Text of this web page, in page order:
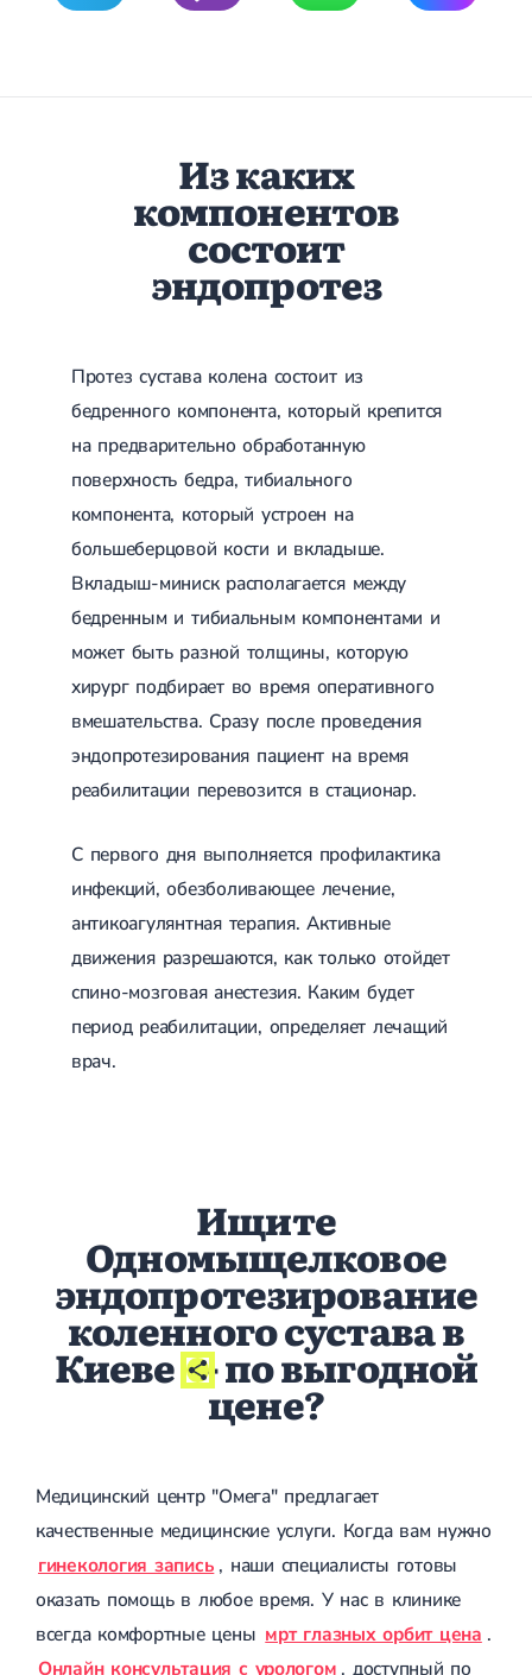
Острые респираторные заболевания
Бронхит у взрослых
ОРВИ
ОРВИ у взрослых
Грипп
Аденовирусная инфекция
Ротавирусная инфекция
Терапевтическая помощь при беременности
Асептический некроз головки бедренной кости
Асептический некроз таранной кости
Эпикондилит
Переломы
Лечение переломов лодыжек
Лечение переломов ключицы
Лечение переломов плеча
Лечение переломов предплечья
Лечение переломов костей таза
Лечение переломов шейки бедра и бедренной кости
Лечение переломов голени
Полиостеоартроз
Протез синовиальной жидкости
Разрыв связок плечевого сустава
Разрыв связок локтевого сустава
Разрыв связок голеностопа
Травмы сухожилий и мышц
Эндокринология
Сахарный диабет
Сахарный диабет 1 типа
Тиреоидит
Подострый тиреоидит
Аутоиммунный тиреоидит
Хронический тиреоидит
Гипертиреоз
Гипотиреоз
Болезнь Иценко-Кушинга
Гипоталамический синдром
Метаболический синдром
Надпочечниковая недостаточность (болезнь Аддисона)
Физиотерапия
Ультразвуковая терапия
Магнитотерапия
Лазерная терапия
Из каких
компонентов
состоит
эндопротез
Протез сустава колена состоит из
бедренного компонента, который крепится
на предварительно обработанную
поверхность бедра, тибиального
компонента, который устроен на
большеберцовой кости и вкладыше.
Вкладыш-миниск располагается между
бедренным и тибиальным компонентами и
может быть разной толщины, которую
хирург подбирает во время оперативного
вмешательства. Сразу после проведения
эндопротезирования пациент на время
реабилитации перевозится в стационар.
С первого дня выполняется профилактика
инфекций, обезболивающее лечение,
антикоагулянтная терапия. Активные
движения разрешаются, как только отойдет
спино-мозговая анестезия. Каким будет
период реабилитации, определяет лечащий
врач.
Ищите
Одномыщелковое
эндопротезирование
коленного сустава в
Киеве - по выгодной
цене?
Медицинский центр "Омега" предлагает
качественные медицинские услуги. Когда вам нужно
гинекология запись , наши специалисты готовы
оказать помощь в любое время. У нас в клинике
всегда комфортные цены мрт глазных орбит цена .
Онлайн консультация с урологом , доступный по